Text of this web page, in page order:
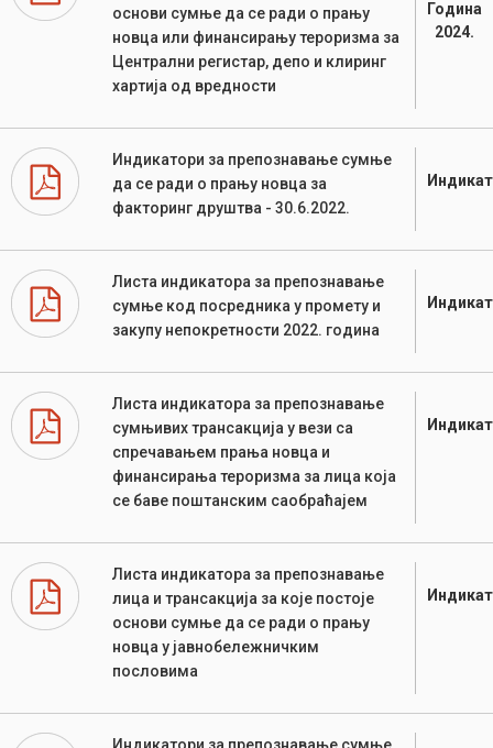
основи сумње да се ради о прању
новца или финансирању тероризма за
Централни регистар, депо и клиринг
хартија од вредности
Година
2024.
Индикатори за препознавање сумње
да се ради о прању новца за
факторинг друштва - 30.6.2022.
Листа индикатора за препознавање
сумње код посредника у промету и
закупу непокретности 2022. година
Листа индикатора за препознавање
сумњивих трансакција у вези са
спречавањем прања новца и
финансирања тероризма за лица која
се баве поштанским саобраћајем
Листа индикатора за препознавање
лица и трансакција за које постоје
основи сумње да се ради о прању
новца у јавнобележничким
пословима